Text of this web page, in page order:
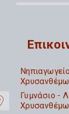
Γυμνάσιο -